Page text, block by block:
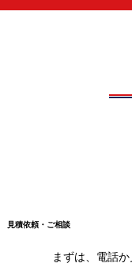
まずは、電話
見積依頼・ご相談